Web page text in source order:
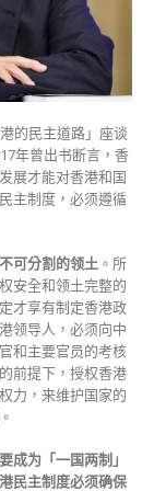
的民主道路」座谈
年曾出书断言，香
展才能对香港和国
主制度，必须遵循
可分割的领土 。所
安全和领土完整的
才享有制定香港政
领导人，必须向中
和主要官员的考核
前提下，授权香港
力，来维护国家的
成为「一国两制」
民主制度必须确保